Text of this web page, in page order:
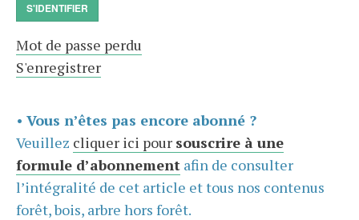
S'IDENTIFIER
Mot de passe perdu
S'enregistrer
• Vous n’êtes pas encore abonné ?
Veuillez cliquer ici pour souscrire à une
formule d’abonnement afin de consulter
l’intégralité de cet article et tous nos contenus
forêt, bois, arbre hors forêt.